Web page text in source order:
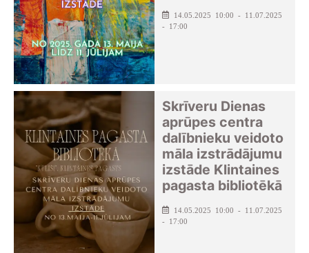
14.05.2025 10:00 - 11.07.2025
- 17:00
Skrīveru Dienas
aprūpes centra
dalībnieku veidoto
māla izstrādājumu
izstāde Klintaines
pagasta bibliotēkā
14.05.2025 10:00 - 11.07.2025
- 17:00